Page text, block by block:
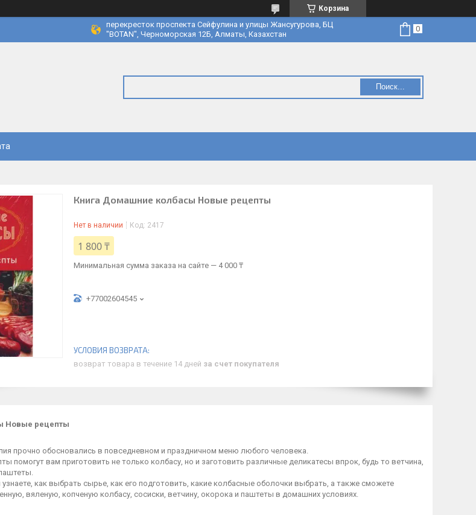
Корзина
перекресток проспекта Сейфулина и улицы Жансугурова, БЦ
"BOTAN", Черноморская 12Б, Алматы, Казахстан
Поиск...
Книга Домашние колбасы Новые рецепты
Нет в наличии Код: 2417
1 800 ₸
Минимальная сумма заказа на сайте — 4 000 ₸
+77002604545
возврат товара в течение 14 дней за счет покупателя
Новые рецепты
прочно обосновались в повседневном и праздничном меню любого человека.
помогут вам приготовить не только колбасу, но и заготовить различные деликатесы впрок, будь то ветчина,
как выбрать сырье, как его подготовить, какие колбасные оболочки выбрать, а также сможете
вяленую, копченую колбасу, сосиски, ветчину, окорока и паштеты в домашних условиях.